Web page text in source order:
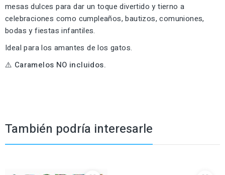
mesas dulces para dar un toque divertido y tierno a
celebraciones como cumpleaños, bautizos, comuniones,
bodas y fiestas infantiles.
Ideal para los amantes de los gatos.
⚠️ Caramelos NO incluidos.
También podría interesarle